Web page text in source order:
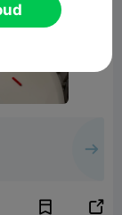
